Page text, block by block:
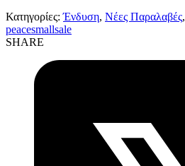
Κατηγορίες:Ένδυση, Νέες Παραλαβές,
peacesmallsale
SHARE